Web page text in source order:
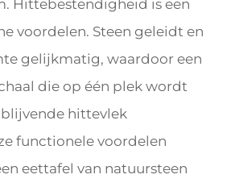
Hittebestendigheid is een
voordelen. Steen geleidt en
gelijkmatig, waardoor een
die op één plek wordt
hittevlek
functionele voordelen
eettafel van natuursteen